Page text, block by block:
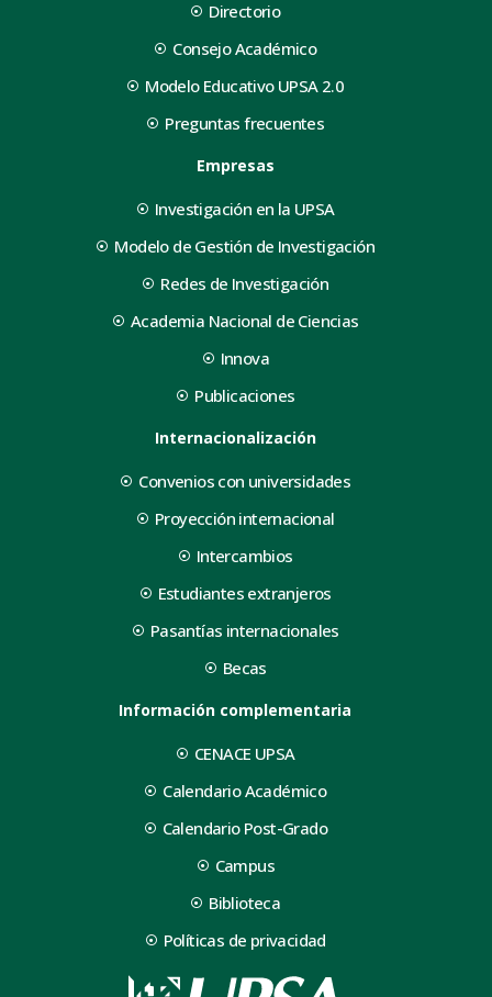
Directorio
Consejo Académico
Modelo Educativo UPSA 2.0
Preguntas frecuentes
Empresas
Investigación en la UPSA
Modelo de Gestión de Investigación
Redes de Investigación
Academia Nacional de Ciencias
Innova
Publicaciones
Internacionalización
Convenios con universidades
Proyección internacional
Intercambios
Estudiantes extranjeros
Pasantías internacionales
Becas
Información complementaria
CENACE UPSA
Calendario Académico
Calendario Post-Grado
Campus
Biblioteca
Políticas de privacidad